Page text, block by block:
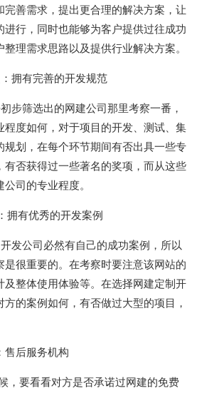
完善需求，提出更合理的解决方案，让
行，同时也能够为客户提供过往成功
理需求思路以及提供行业解决方案。
拥有完善的开发规范
筛选出的网建公司那里考察一番，
程度如何，对于项目的开发、测试、集
规划，在每个环节期间有否出具一些专
有否获得过一些著名的奖项，而从这些
司的专业程度。
拥有优秀的开发案例
发公司必然有自己的成功案例，所以
很重要的。在考察时要注意该网站的
及整体使用体验等。在选择网建定制开
的案例如何，有否做过大型的项目，
售后服务机构
要看看对方是否承诺过网建的免费